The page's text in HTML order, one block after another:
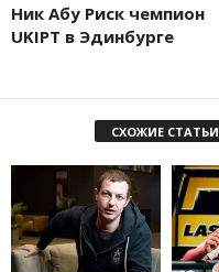
Ник Абу Риск чемпион
UKIPT в Эдинбурге
СХОЖИЕ СТАТЬИ